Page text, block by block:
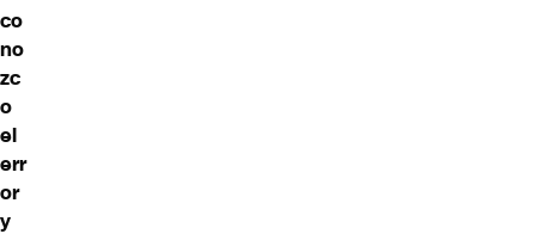
co
no
zc
o
el
err
or
y